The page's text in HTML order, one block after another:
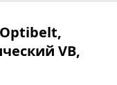
Optibelt,
VB,